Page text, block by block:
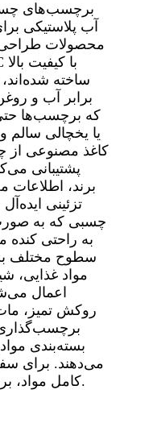
برچسب‌های
آب پلاستیکی
محصولات
ساخته
برابر آب و
که برچسب‌ها
یا یخچالی سالم
کاغذ مصنوعی از
پشتیبانی
برند،
تزئینی
چسبی که به
به راحتی
سطوح مختلف
مواد غذایی،
اعمال
روکش تمیز،
برچسب‌گذاری
بسته‌بندی
می‌دهند. برای
کامل مواد، برای تماس با ما کلیک کنید.